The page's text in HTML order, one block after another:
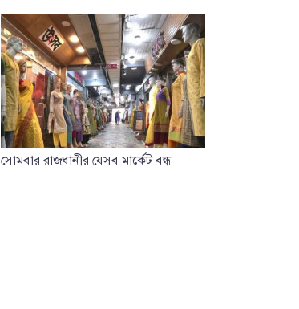
সোমবার রাজধানীর যেসব মার্কেট বন্ধ